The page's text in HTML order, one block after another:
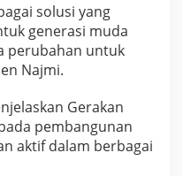
solusi yang
generasi muda
perubahan untuk
Najmi.
Gerakan
pembangunan
aktif dalam berbagai